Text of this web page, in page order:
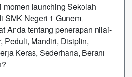
momen launching Sekolah
SMK Negeri 1 Gunem,
Anda tentang penerapan nilai-
Peduli, Mandiri, Disiplin,
Keras, Sederhana, Berani